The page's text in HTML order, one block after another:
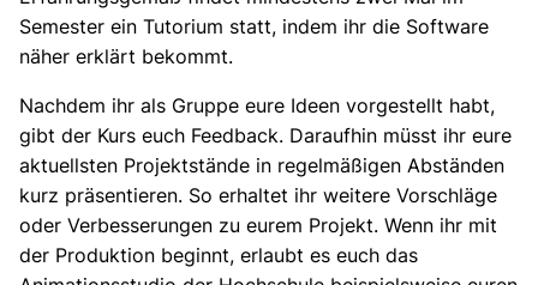
Semester ein Tutorium statt, indem ihr die Software
näher erklärt bekommt.
Nachdem ihr als Gruppe eure Ideen vorgestellt habt,
gibt der Kurs euch Feedback. Daraufhin müsst ihr eure
aktuellsten Projektstände in regelmäßigen Abständen
kurz präsentieren. So erhaltet ihr weitere Vorschläge
oder Verbesserungen zu eurem Projekt. Wenn ihr mit
der Produktion beginnt, erlaubt es euch das